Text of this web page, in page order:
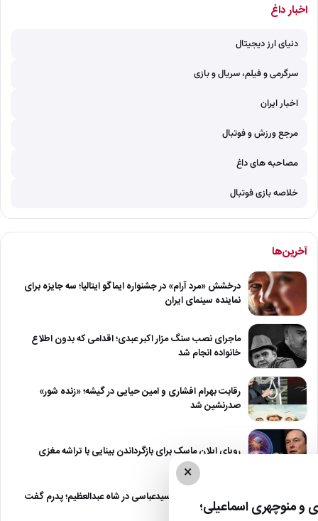
اخبار داغ
دنیای ارز دیجیتال
سرگرمی و فیلم، سریال و بازی
اخبار ایران
مرجع ورزش و فوتبال
مصاحبه های داغ
خلاصه بازی فوتبال
آخرین‌ها
درخشش «مرد آرام» در جشنواره ایماگو ایتالیا؛ سه جایزه برای
نماینده سینمای ایران
ماجرای نصب سنگ مزار اکبر عبدی؛ اقدامی که بدون اطلاع
خانواده انجام شد
رقابت بهرام افشاری و امین حیایی در گیشه؛ «زنده شور»
صدرنشین شد
رویای ایلان ماسک برای بازگرداندن بینایی با تراشه مغزی
درگیری شدید داود سیدعباسی در شاه عبدالعظیم؛ پدرم گفت
طرف مُرد!
×
منوچهری اسماعیلی؛